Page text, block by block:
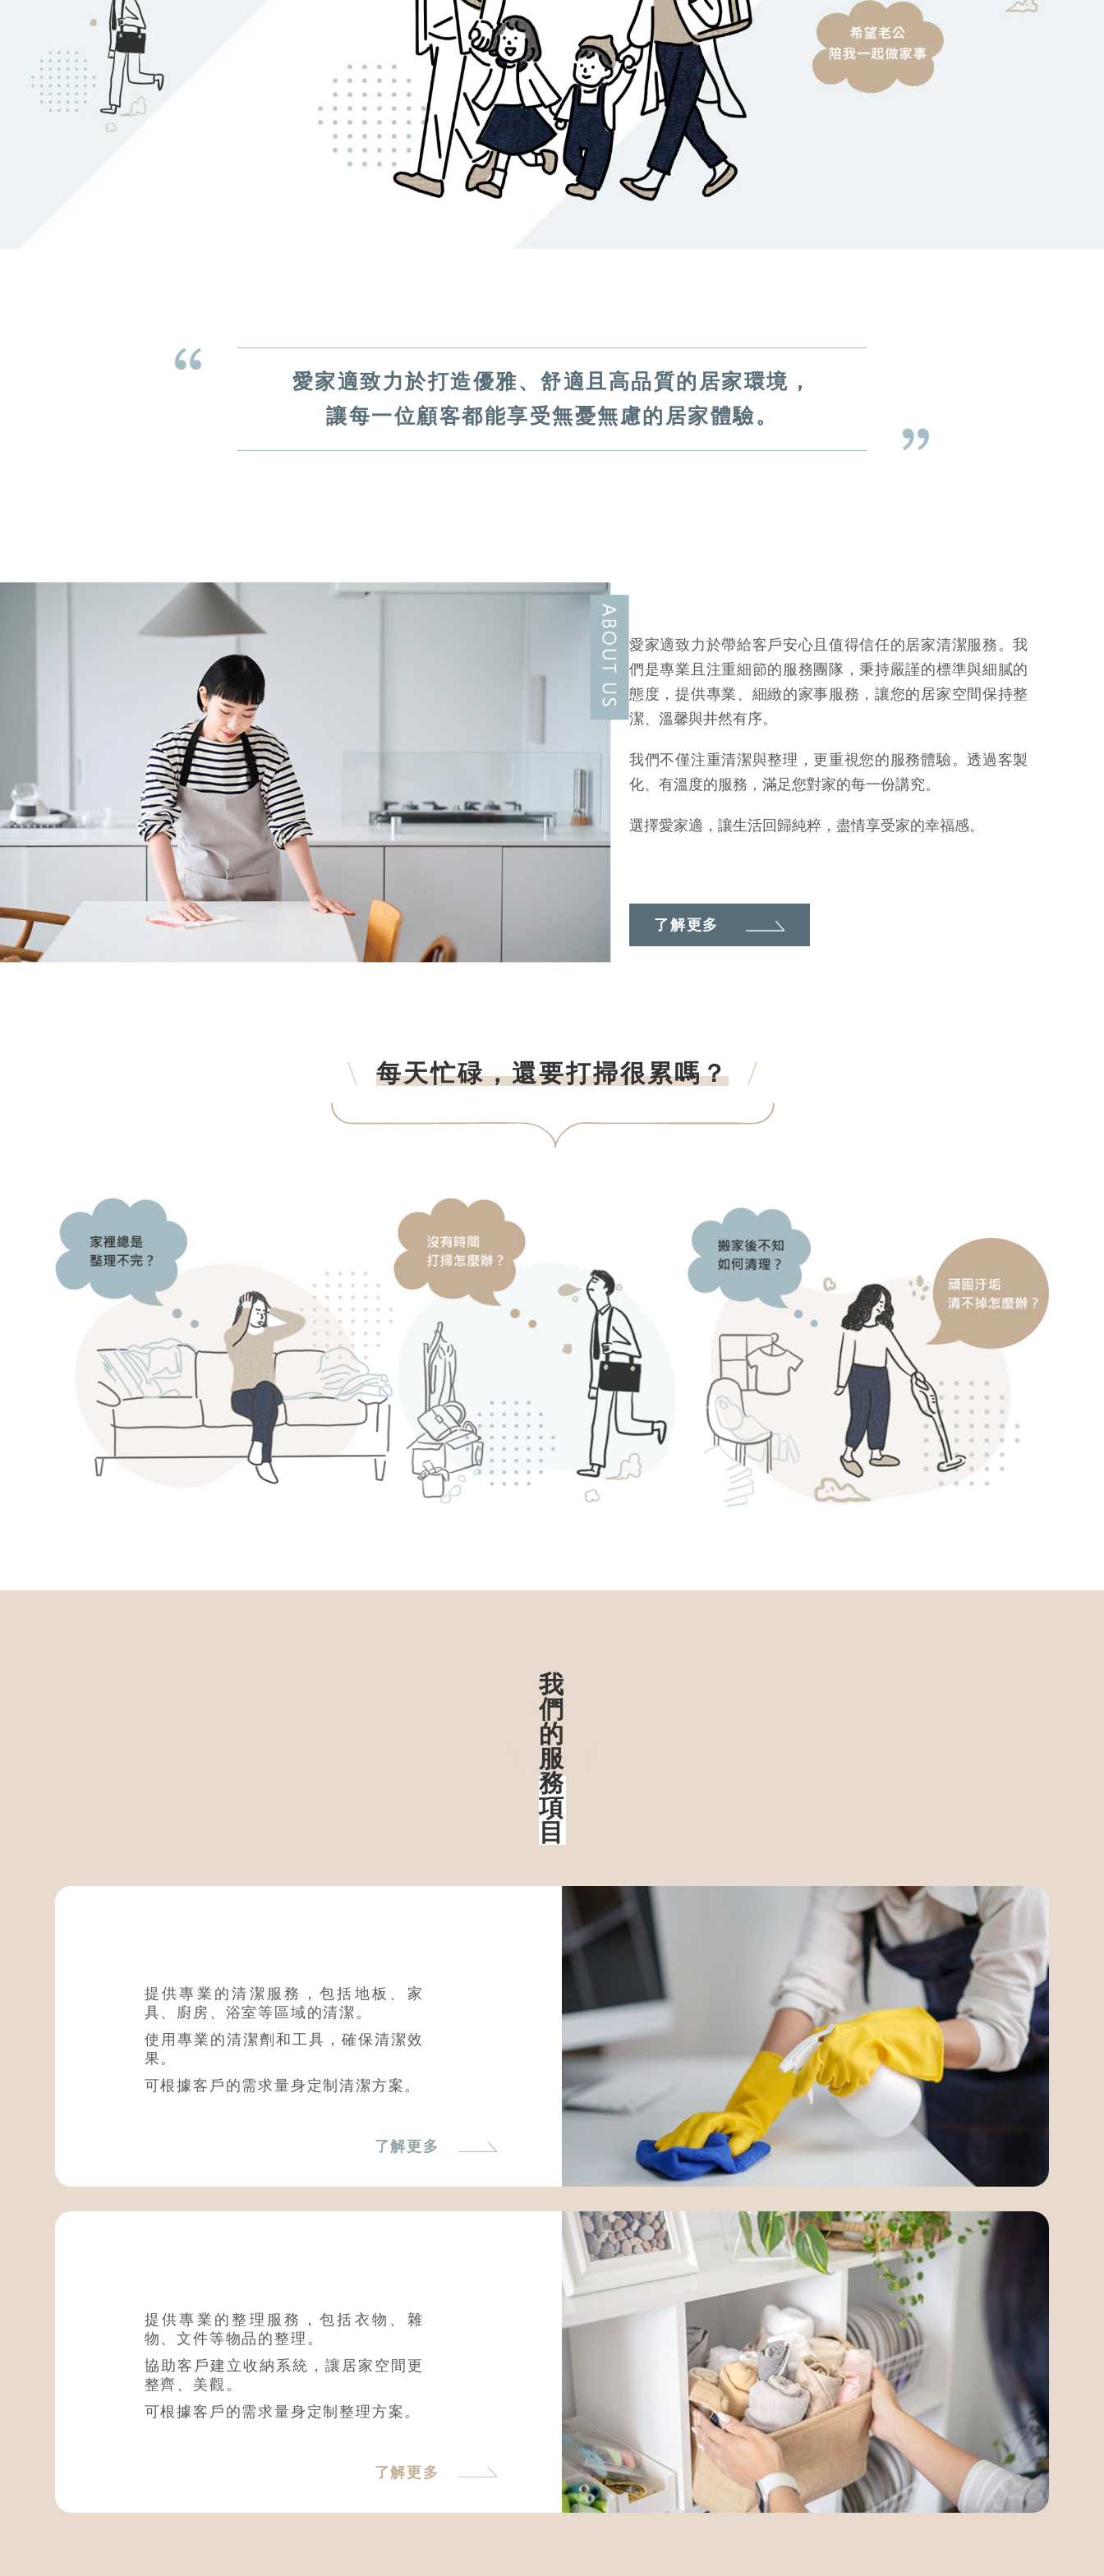
愛家適致力於打造優雅、舒適且高品質的居家環境，
讓每一位顧客都能享受無憂無慮的居家體驗。
愛家適致力於帶給客戶安心且值得信任的居家清潔服務。我
們是專業且注重細節的服務團隊，秉持嚴謹的標準與細膩的
態度，提供專業、細緻的家事服務，讓您的居家空間保持整
潔、溫馨與井然有序。
我們不僅注重清潔與整理，更重視您的服務體驗。透過客製
化、有溫度的服務，滿足您對家的每一份講究。
選擇愛家適，讓生活回歸純粹，盡情享受家的幸福感。
了解更多
每天忙碌，還要打掃很累嗎？
我
們
的
服
務
項
目
提供專業的清潔服務，包括地板、家
具、廚房、浴室等區域的清潔。
使用專業的清潔劑和工具，確保清潔效
果。
可根據客戶的需求量身定制清潔方案。
了解更多
提供專業的整理服務，包括衣物、雜
物、文件等物品的整理。
協助客戶建立收納系統，讓居家空間更
整齊、美觀。
可根據客戶的需求量身定制整理方案。
了解更多